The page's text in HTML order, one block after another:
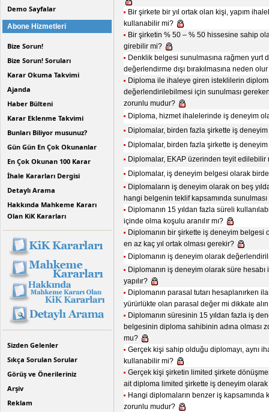
Demo Sayfalar
Abone Hizmetleri
Bize Sorun!
Bize Sorun! Soruları
Karar Okuma Takvimi
Ajanda
Haber Bülteni
Karar Eklenme Takvimi
Bunları Biliyor musunuz?
Gün Gün En Çok Okunanlar
En Çok Okunan 100 Karar
İhale Kararları Dergisi
Detaylı Arama
Hakkında Mahkeme Kararı
Olan KiK Kararları
Sizden Gelenler
Sıkça Sorulan Sorular
Görüş ve Önerileriniz
Arşiv
Reklam
Bir şirkete bir yıl ortak olan kişi, yapım
kullanabilir mi?
Bir şirketin % 50 – % 50 hissesine sahip
girebilir mi?
Denklik belgesi sunulmasına rağmen yurt
değerlendirme dışı bırakılmasına neden
Diploma ile ihaleye giren isteklilerin
değerlendirilebilmesi için sunulması
zorunlu mudur?
Diploma, hizmet ihalelerinde iş deneyim
Diplomalar, birden fazla şirkette iş
Diplomalar, birden fazla şirkette iş
Diplomalar, EKAP üzerinden teyit
Diplomalar, iş deneyim belgesi olarak
Diplomaların iş deneyim olarak on beş
hangi belgenin teklif kapsamında
Diplomanın 15 yıldan fazla süreli
içinde olma koşulu aranılır mı?
Diplomanın bir şirkette iş deneyim
en az kaç yıl ortak olması gerekir?
Diplomanın iş deneyim olarak
Diplomanın iş deneyim olarak süre
yapılır?
Diplomanın parasal tutarı hesaplanırken
yürürlükte olan parasal değer mi dikkate
Diplomanın süresinin 15 yıldan fazla iş
belgesinin diploma sahibinin adına olması
mu?
Gerçek kişi sahip olduğu diplomayı, aynı
kullanabilir mi?
Gerçek kişi şirketin limited şirkete
ait diploma limited şirkette iş deneyim
Hangi diplomaların benzer iş
zorunlu mudur?